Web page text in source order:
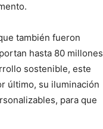
también fueron
hasta 80 millones
sostenible, este
último, su iluminación
para que